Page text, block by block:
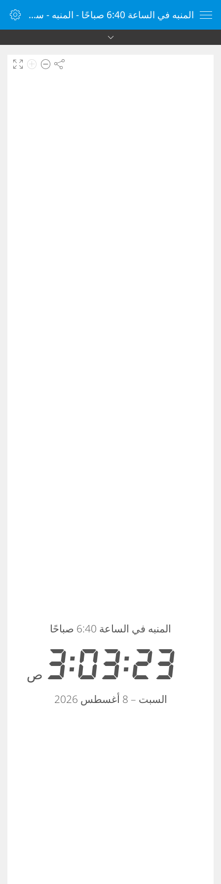
المنبه في الساعة 6:40 صباحًا - المنبه - ساعة منبه الإنترنت
3:03:23 ص
المنبه في الساعة 6:40 صباحًا
السبت – 8 أغسطس 2026